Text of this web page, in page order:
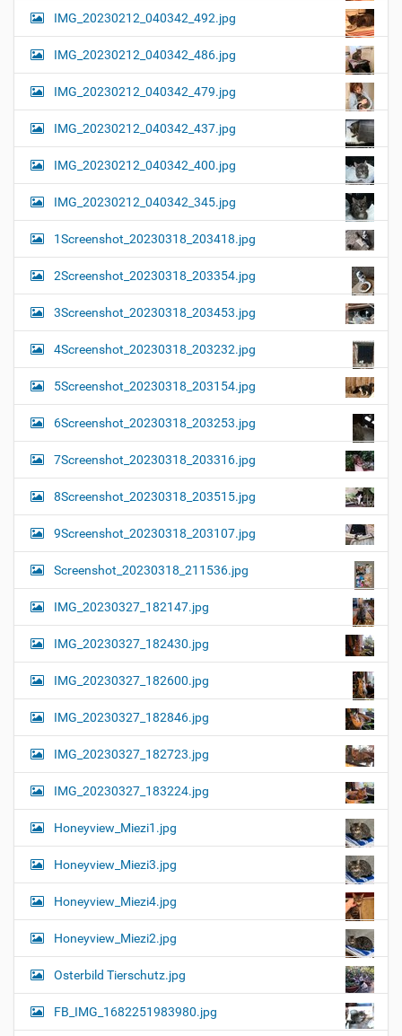
IMG_20230212_040342_492.jpg
IMG_20230212_040342_486.jpg
IMG_20230212_040342_479.jpg
IMG_20230212_040342_437.jpg
IMG_20230212_040342_400.jpg
IMG_20230212_040342_345.jpg
1Screenshot_20230318_203418.jpg
2Screenshot_20230318_203354.jpg
3Screenshot_20230318_203453.jpg
4Screenshot_20230318_203232.jpg
5Screenshot_20230318_203154.jpg
6Screenshot_20230318_203253.jpg
7Screenshot_20230318_203316.jpg
8Screenshot_20230318_203515.jpg
9Screenshot_20230318_203107.jpg
Screenshot_20230318_211536.jpg
IMG_20230327_182147.jpg
IMG_20230327_182430.jpg
IMG_20230327_182600.jpg
IMG_20230327_182846.jpg
IMG_20230327_182723.jpg
IMG_20230327_183224.jpg
Honeyview_Miezi1.jpg
Honeyview_Miezi3.jpg
Honeyview_Miezi4.jpg
Honeyview_Miezi2.jpg
Osterbild Tierschutz.jpg
FB_IMG_1682251983980.jpg